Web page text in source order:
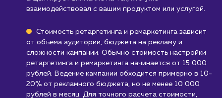
бюджетами.
Узнать почему